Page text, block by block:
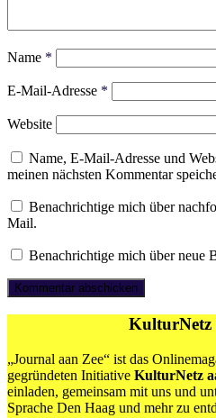
Name *
E-Mail-Adresse *
Website
Name, E-Mail-Adresse und
meinen nächsten Kommentar
Benachrichtige mich über
Mail.
Benachrichtige mich über neue
KulturNetz
„Journal aan Zee“ ist das
gegründeten Initiative KulturNetz
einladen, gemeinsam mit uns und
Sprache Den Haag und mehr zu